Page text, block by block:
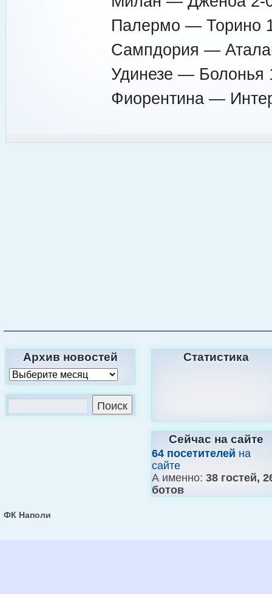
Палермо — Торино
Сампдория —
Удинезе — Болонья
Фиорентина —
Архив новостей Статистика
Сейчас на сайте
64 посетителей на
сайте
А именно: 38 гостей,
ботов
ФК Наполи